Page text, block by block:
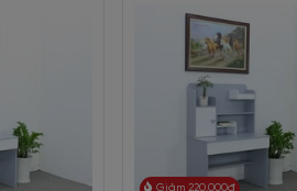
viết bài thoải mái, có kệ nhỏ đặt quả
khi bố trí bàn cạnh cửa sổ.
1690 hình chữ nhật, có thể dựa vào
xước không đáng có cho bé.
lên kệ đều được. Bởi sản phẩm có
Giảm 220.000đ